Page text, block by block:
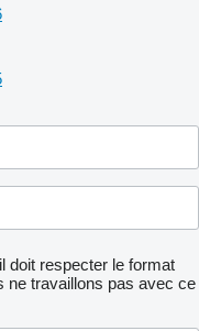
doit respecter le format
ne travaillons pas avec ce